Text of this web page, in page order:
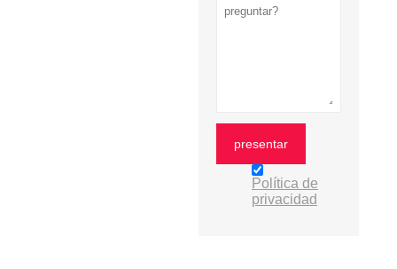
presentar
Política de
privacidad